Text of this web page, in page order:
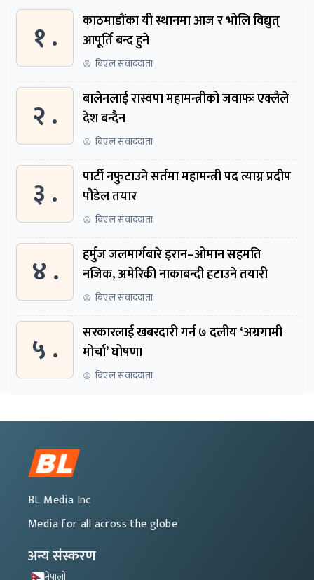
१ .
काठमाडौंका यी स्थानमा आज र भोलि विद्युत्
आपूर्ति बन्द हुने
बिएल संवाददाता
२ .
बालेनलाई रास्वपा महामन्त्रीको जवाफः एक्लैले
देश बन्दैन
बिएल संवाददाता
३ .
पार्टी नफुटाउने सर्तमा महामन्त्री पद त्याग्न प्रदीप
पौडेल तयार
बिएल संवाददाता
४ .
हर्मुज जलमार्गबारे इरान–ओमान सहमति
नजिक, अमेरिकी नाकाबन्दी हटाउने तयारी
बिएल संवाददाता
५ .
सरकारलाई खबरदारी गर्न ७ दलीय ‘अग्रगामी
मोर्चा’ घोषणा
बिएल संवाददाता
BL Media Inc
Media for all across the globe
अन्य संस्करण